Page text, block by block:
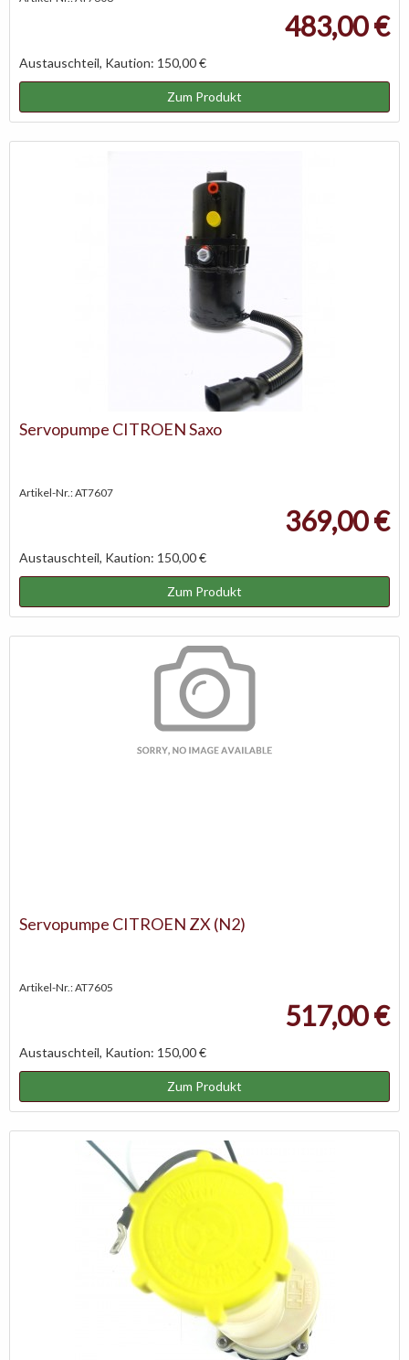
483,00 €
Austauschteil, Kaution: 150,00 €
Zum Produkt
Servopumpe CITROEN Saxo
Artikel-Nr.: AT7607
369,00 €
Austauschteil, Kaution: 150,00 €
Zum Produkt
Servopumpe CITROEN ZX (N2)
Artikel-Nr.: AT7605
517,00 €
Austauschteil, Kaution: 150,00 €
Zum Produkt